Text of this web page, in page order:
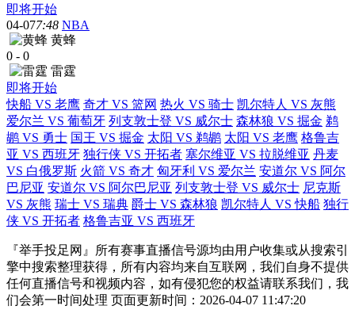
即将开始
04-077:48 NBA
黄蜂
0 - 0
雷霆
即将开始
快船 VS 老鹰 奇才 VS 篮网 热火 VS 骑士 凯尔特人 VS 灰熊
爱尔兰 VS 葡萄牙 列支敦士登 VS 威尔士 森林狼 VS 掘金 鹈
鹕 VS 勇士 国王 VS 掘金 太阳 VS 鹈鹕 太阳 VS 老鹰 格鲁吉
亚 VS 西班牙 独行侠 VS 开拓者 塞尔维亚 VS 拉脱维亚 丹麦
VS 白俄罗斯 火箭 VS 奇才 匈牙利 VS 爱尔兰 安道尔 VS 阿尔
巴尼亚 安道尔 VS 阿尔巴尼亚 列支敦士登 VS 威尔士 尼克斯
VS 灰熊 瑞士 VS 瑞典 爵士 VS 森林狼 凯尔特人 VS 快船 独行
侠 VS 开拓者 格鲁吉亚 VS 西班牙
『举手投足网』所有赛事直播信号源均由用户收集或从搜索引
擎中搜索整理获得，所有内容均来自互联网，我们自身不提供
任何直播信号和视频内容，如有侵犯您的权益请联系我们，我
们会第一时间处理 页面更新时间：2026-04-07 11:47:20